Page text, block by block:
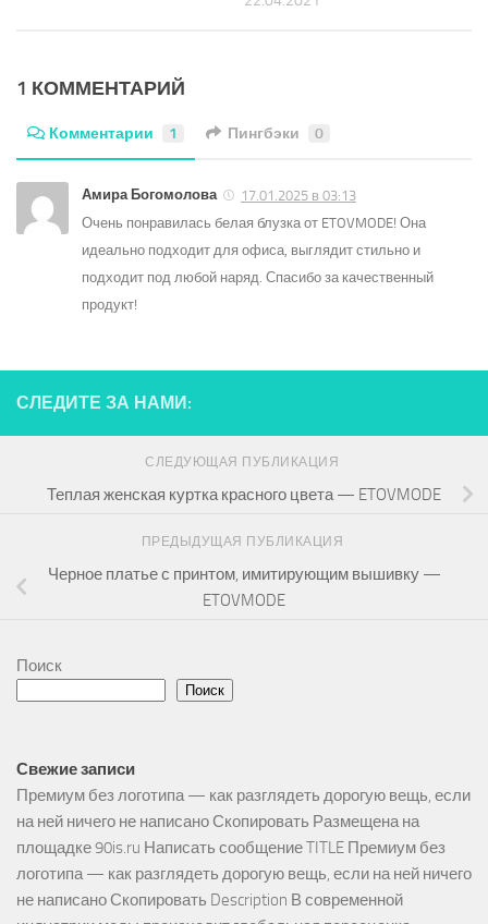
1 КОММЕНТАРИЙ
Комментарии 1 Пингбэки 0
Амира Богомолова
17.01.2025 в 03:13
Очень понравилась белая блузка от ETOVMODE! Она
идеально подходит для офиса, выглядит стильно и
подходит под любой наряд. Спасибо за качественный
продукт!
СЛЕДИТЕ ЗА НАМИ:
СЛЕДУЮЩАЯ ПУБЛИКАЦИЯ
Теплая женская куртка красного цвета — ETOVMODE
ПРЕДЫДУЩАЯ ПУБЛИКАЦИЯ
Черное платье с принтом, имитирующим вышивку —
ETOVMODE
Поиск
Поиск
Свежие записи
Премиум без логотипа — как разглядеть дорогую вещь, если
на ней ничего не написано Скопировать Размещена на
площадке 90is.ru Написать сообщение TITLE Премиум без
логотипа — как разглядеть дорогую вещь, если на ней ничего
не написано Скопировать Description В современной